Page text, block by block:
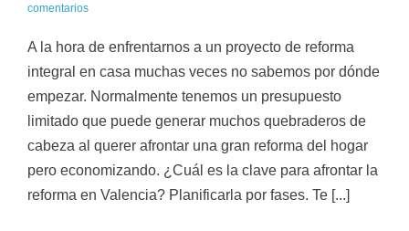
comentarios
A la hora de enfrentarnos a un proyecto de reforma
integral en casa muchas veces no sabemos por dónde
empezar. Normalmente tenemos un presupuesto
limitado que puede generar muchos quebraderos de
cabeza al querer afrontar una gran reforma del hogar
pero economizando. ¿Cuál es la clave para afrontar la
reforma en Valencia? Planificarla por fases. Te [...]